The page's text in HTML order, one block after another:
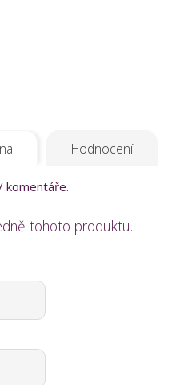
Hodnocení
komentáře.
tohoto produktu.